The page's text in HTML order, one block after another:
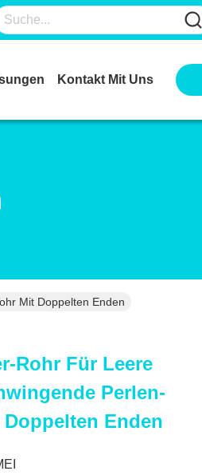
Kontakt Mit Uns
Mit Doppelten Enden
Rohr Für Leere
Perlen-
Enden